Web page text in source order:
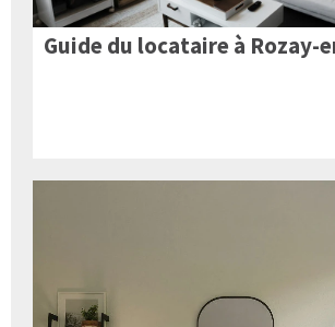
Guide du locataire à Rozay-